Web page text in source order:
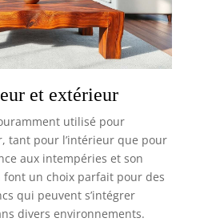
et extérieur
utilisé pour
tant pour l’intérieur que pour
aux intempéries et son
font un choix parfait pour des
qui peuvent s’intégrer
divers environnements.